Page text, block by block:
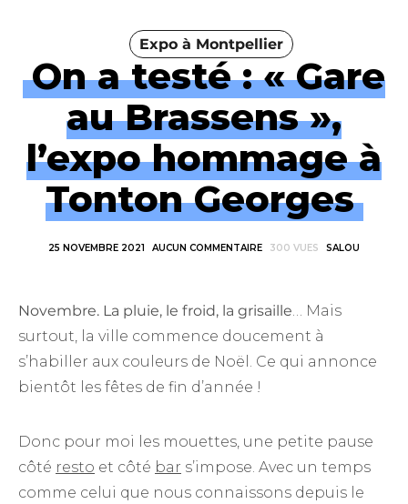
Expo à Montpellier
On a testé : « Gare
au Brassens »,
l’expo hommage à
Tonton Georges
25 NOVEMBRE 2021 AUCUN COMMENTAIRE 300 VUES SALOU
Novembre. La pluie, le froid, la grisaille… Mais
surtout, la ville commence doucement à
s’habiller aux couleurs de Noël. Ce qui annonce
bientôt les fêtes de fin d’année !
Donc pour moi les mouettes, une petite pause
côté resto et côté bar s’impose. Avec un temps
comme celui que nous connaissons depuis le